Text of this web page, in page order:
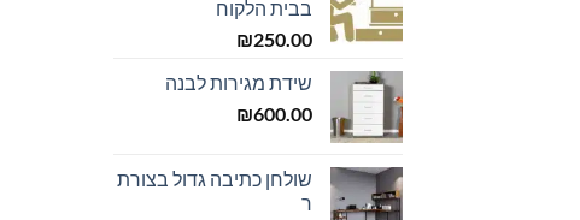
₪499.00.בבית הלקוח
₪250.00
שידת מגירות לבנה
₪600.00
שולחן כתיבה גדול בצורת
ר